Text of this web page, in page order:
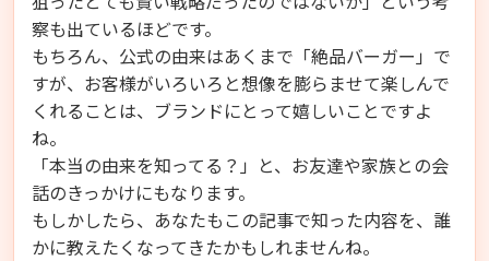
察も出ているほどです。
もちろん、公式の由来はあくまで「絶品バーガー」で
すが、お客様がいろいろと想像を膨らませて楽しんで
くれることは、ブランドにとって嬉しいことですよ
ね。
「本当の由来を知ってる？」と、お友達や家族との会
話のきっかけにもなります。
もしかしたら、あなたもこの記事で知った内容を、誰
かに教えたくなってきたかもしれませんね。